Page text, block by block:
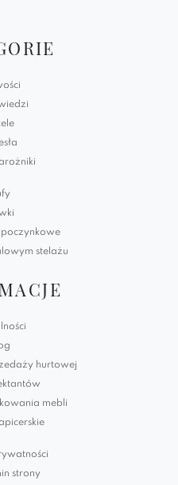
stelażu
hurtowej
mebli
strony